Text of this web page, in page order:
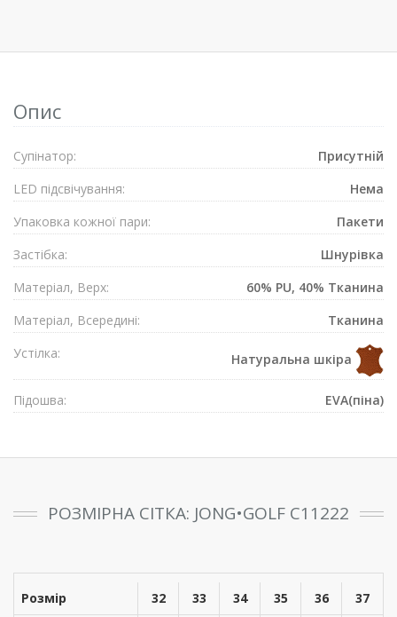
Опис
Супiнатор:
Присутнiй
LED підсвічування:
Нема
Упаковка кожної пари:
Пакети
Застібка:
Шнурівка
Матеріал, Верх:
60% PU, 40% Тканина
Матеріал, Всередині:
Тканина
Устілка:
Натуральна шкіра
Підошва: EVA(піна)
РОЗМІРНА СІТКА: JONG•GOLF C11222
Розмір 32 33 34 35 36 37